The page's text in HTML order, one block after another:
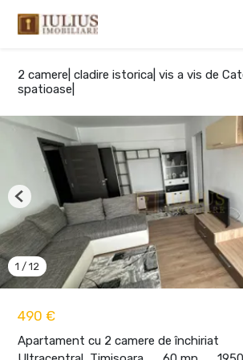
2 camere| cladire istorica| vis a vis de
spatioase|
490 €
Apartament cu 2 camere de închiriat
1 / 12
Previous